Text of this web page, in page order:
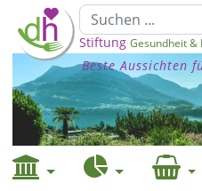
Stiftung Gesundheit &
Beste Aussichten